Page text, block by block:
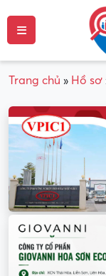
Trang chủ » Hồ sơ